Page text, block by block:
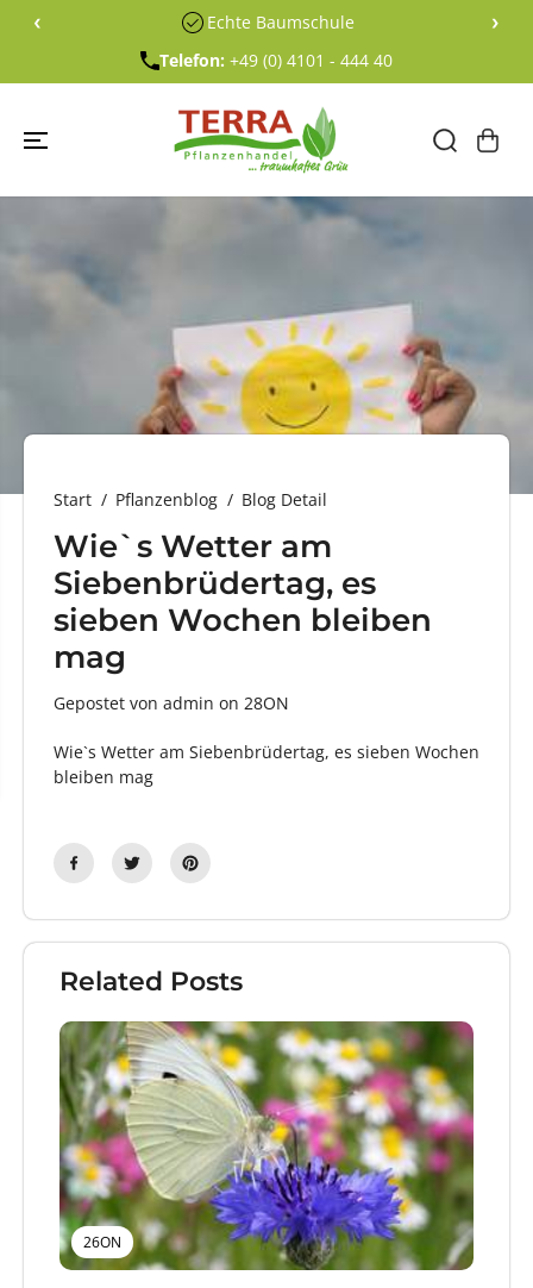
EN SIE ZU
‹ Echte Baumschule ›
Telefon: +49 (0) 4101 - 444 40
Start Pflanzenblog Blog Detail
Wie`s Wetter am
Siebenbrüdertag, es
sieben Wochen bleiben
mag
Gepostet von admin on 28ON
Wie`s Wetter am Siebenbrüdertag, es sieben Wochen
bleiben mag
Related Posts
26ON